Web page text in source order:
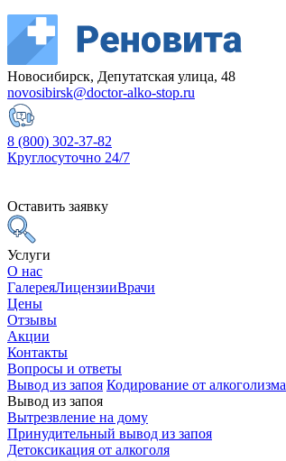
Новосибирск, Депутатская улица, 48
novosibirsk@doctor-alko-stop.ru
8 (800) 302-37-82
Круглосуточно 24/7
Оставить заявку
Услуги
О нас
ГалереяЛицензииВрачи
Цены
Отзывы
Акции
Контакты
Вопросы и ответы
Вывод из запоя Кодирование от алкоголизма
Вывод из запоя
Вытрезвление на дому
Принудительный вывод из запоя
Детоксикация от алкоголя